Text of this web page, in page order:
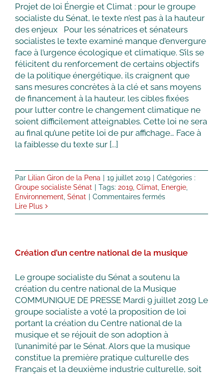
un
texte
essentiellement
répressif
qui
n’atteindra
pas
ses
objectifs
Projet de loi Énergie et Climat : pour le groupe
socialiste du Sénat, le texte n’est pas à la hauteur
des enjeux Pour les sénatrices et sénateurs
socialistes le texte examiné manque d’envergure
face à l’urgence écologique et climatique. S’ils se
félicitent du renforcement de certains objectifs
de la politique énergétique, ils craignent que
sans mesures concrètes à la clé et sans moyens
de financement à la hauteur, les cibles fixées
pour lutter contre le changement climatique ne
soient difficilement atteignables. Cette loi ne sera
au final qu’une petite loi de pur affichage… Face à
la faiblesse du texte sur [...]
Par Lilian Giron de la Pena 19 juillet 2019
Catégories :
Groupe socialiste Sénat
Tags: 2019, Climat, Energie,
Environnement, Sénat Commentaires ferméssur
de
Climat :
texte
n’est
pas
à
la
hauteur
des
enjeux
Lire Plus
Création d’un centre national de la musique
Le groupe socialiste du Sénat a soutenu la
création du centre national de la Musique
COMMUNIQUE DE PRESSE Mardi 9 juillet 2019 Le
groupe socialiste a voté la proposition de loi
portant la création du Centre national de la
musique et se réjouit de son adoption à
l’unanimité par le Sénat. Alors que la musique
constitue la première pratique culturelle des
Français et la deuxième industrie culturelle, soit